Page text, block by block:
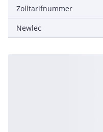
Zolltarifnummer
Newlec